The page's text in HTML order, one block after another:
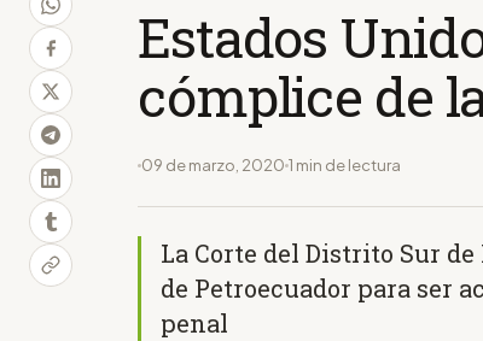
Estados
cómplice de
09 de marzo, 2020 1 min de lectura
La Corte del Distrito Sur
de Petroecuador para ser
penal